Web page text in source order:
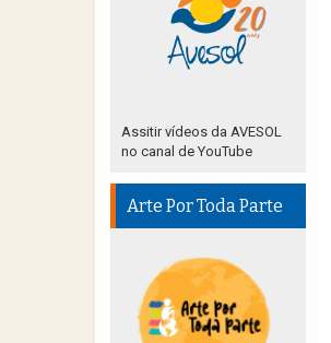
Assitir vídeos da AVESOL
no canal de YouTube
Arte Por Toda Parte